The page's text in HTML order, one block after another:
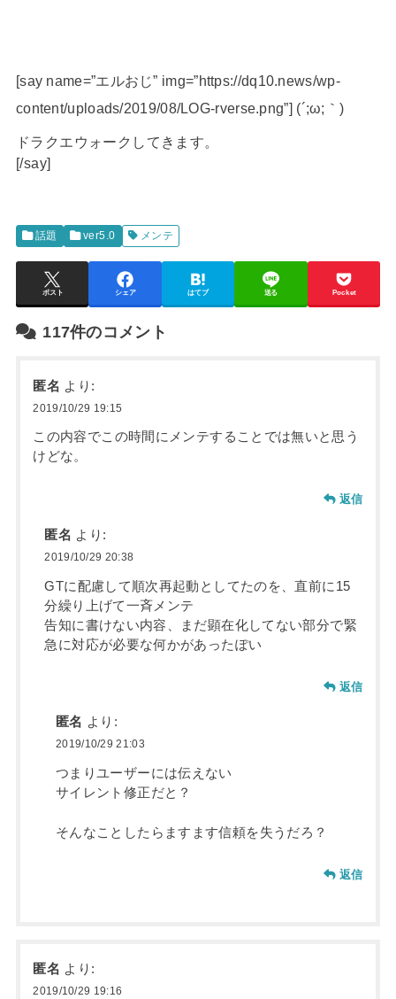
[say name=”エルおじ” img=”https://dq10.news/wp-
content/uploads/2019/08/LOG-rverse.png”] (´;ω;｀)
ドラクエウォークしてきます。
[/say]
話題 ver5.0 メンテ
ポスト シェア はてブ 送る Pocket
117件のコメント
匿名 より:
2019/10/29 19:15
この内容でこの時間にメンテすることでは無いと思う
けどな。
返信
匿名 より:
2019/10/29 20:38
GTに配慮して順次再起動としてたのを、直前に15
分繰り上げて一斉メンテ
告知に書けない内容、まだ顕在化してない部分で緊
急に対応が必要な何かがあったぽい
返信
匿名 より:
2019/10/29 21:03
つまりユーザーには伝えない
サイレント修正だと？
そんなことしたらますます信頼を失うだろ？
返信
匿名 より:
2019/10/29 19:16